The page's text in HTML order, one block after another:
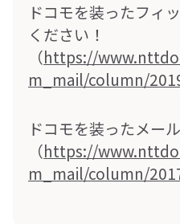
ドコモを装ったフィ
ください！
（https://
m_mail/column/
ドコモを装ったメー
（https://
m_mail/column/